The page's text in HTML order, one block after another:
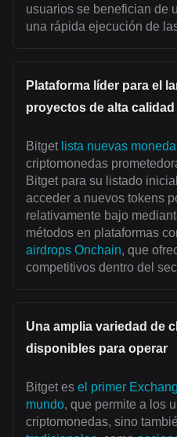
usuarios se benefician de
una rápida ejecución de
Plataforma líder para el
proyectos de alta calidad
Bitget lista nuevas
criptomonedas
Bitget para su listado
acceder a nuevos tokens
relativamente bajo
métodos en plataformas
airdrops Onchain, que
competitivos dentro del
Una amplia variedad de
disponibles para operar
Bitget es el primer
mundo, que permite a los
criptomonedas, sino